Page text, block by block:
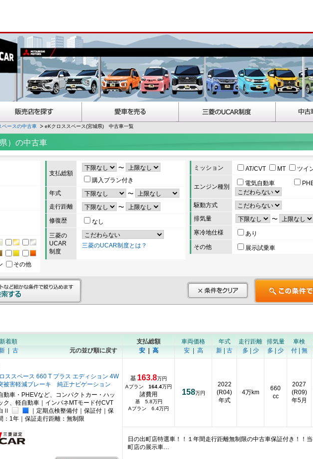
ペースの中古車 eKクロススペース(宮城県) 中古車一覧
）の中古車
その他
支払総額
〜
購入プラン付き
年式
〜
走行距離
〜
修復歴
なし
三菱の
UCAR
制度
三菱のUCAR制度とは？
ミッション AT/CVT MT ツイ
エンジン種別 電気自動車
駆動方式
排気量
〜
寒冷地仕様
あり
その他
展示試乗車
新着順
| 古 元の並び順に戻す
支払総額
安| 高
車両価格
安| 高
年式
新
古
走行距離
多
少
排気量
多
少
車検
付| 無
ススペース 660 T プラス エディション 4W
被害軽減ブレーキ 純正ナビゲーション
動車・PHEVなど、コンパクトカー・ハッ
ク、軽自動車｜インパネMTモード付CVT
Ⅱ
｜定期点検整備付｜保証付｜保
：1年｜保証走行距離：無制限
基 163.8万円
Aプラン 164.4万円
諸費用
基 5.8万円
Aプラン 6.4万円
158万円
2022
(R04)
年式
4万km
660
cc
2027
(R09)
年5月
日の出町店特選車！！１年間走行距離無制限の中古車保証付き！！
町店の展示車…